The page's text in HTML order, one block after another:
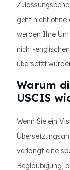
geht nicht ohne
werden Ihre
nicht-
übersetzt
Warum
USCIS
Wenn Sie ein
verlangt eine
Beglaubigung,